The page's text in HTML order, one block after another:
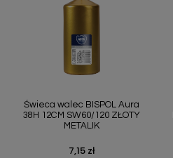
Świeca walec BISPOL Aura
38H 12CM SW60/120 ZŁOTY
METALIK
Cena
7,15 zł